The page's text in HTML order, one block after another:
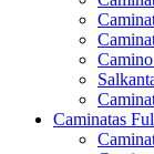
Caminatas